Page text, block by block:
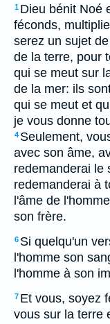
1 Dieu bénit Noé
féconds,
serez un sujet
de la terre, pour
qui se meut sur
de la mer: ils
qui se meut et
je vous donne
4 Seulement,
avec son âme,
redemanderai le
redemanderai à
l'âme de
son frère.
6 Si quelqu'un
l'homme son
l'homme à son
7 Et vous, soyez
vous sur la terre